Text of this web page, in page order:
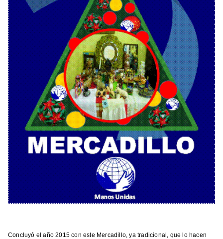
Concluyó el año 2015 con este Mercadillo, ya tradicional, que lo hacen